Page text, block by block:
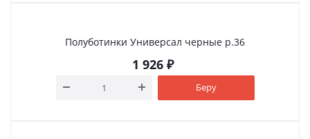
Полуботинки Универсал черные р.36
1 926₽
Беру